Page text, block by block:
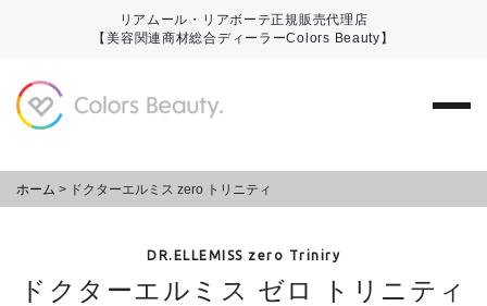
リアムール・リアボーテ正規販売代理店
【美容関連商材総合ディーラーColors Beauty】
ホーム > ドクターエルミス zero トリニティ
DR.ELLEMISS zero Triniry
ドクターエルミス ゼロ トリニティ